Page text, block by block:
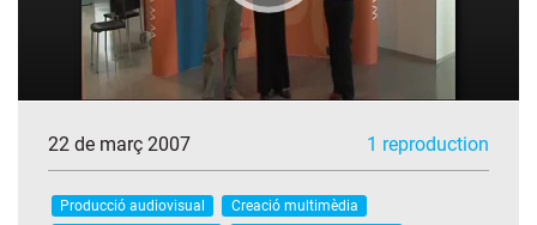
22 de març 2007 1 reproduction
Producció audiovisual
Creació multimèdia